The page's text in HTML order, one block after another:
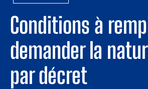
Conditions à
demander la
par décret